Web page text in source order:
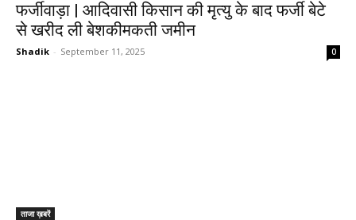
फर्जीवाड़ा | आदिवासी किसान की मृत्यु के बाद फर्जी बेटे
से खरीद ली बेशकीमकती जमीन
Shadik - September 11, 2025 0
ताजा ख़बरें